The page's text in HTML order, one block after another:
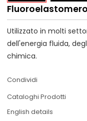
Utilizzato in molti
dell'energia fluida,
chimica.
Condividi
Cataloghi Prodotti
English details